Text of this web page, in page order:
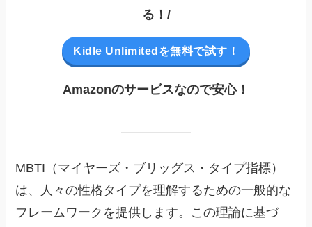
る！/
Kidle Unlimitedを無料で試す！
Amazonのサービスなので安心！
MBTI（マイヤーズ・ブリッグス・タイプ指標）
は、人々の性格タイプを理解するための一般的な
フレームワークを提供します。この理論に基づ